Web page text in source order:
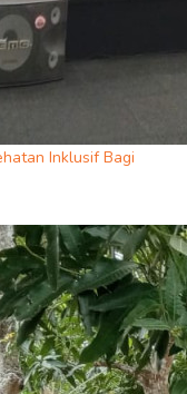
Inklusif Bagi